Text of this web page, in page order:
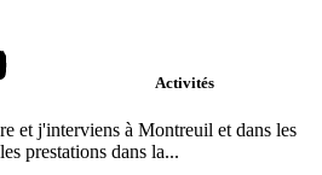
Activités
et j'interviens à Montreuil et dans les
prestations dans la...